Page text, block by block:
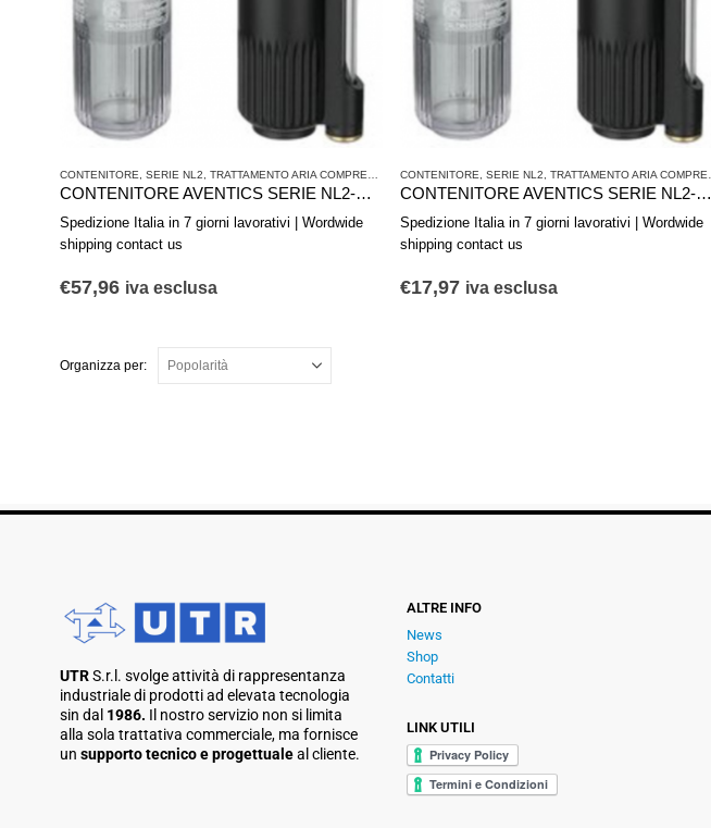
Organizza per:
CONTENITORE SERIE NL2 TRATTAMENTO ARIA COMPRESSA
CONTENITORE AVENTICS SERIE NL2-CLS 1827009335
Spedizione Italia in 7 giorni lavorativi | Wordwide
shipping contact us
€57,96 iva esclusa
CONTENITORE SERIE NL2 TRATTAMENTO ARIA COMPRESSA
CONTENITORE AVENTICS SERIE NL2-CLS 1827009334
Spedizione Italia in 7 giorni lavorativi | Wordwide
shipping contact us
€17,97 iva esclusa
UTRS.r.l. svolge attività di rappresentanza
industriale di prodotti ad elevata tecnologia
sin dal 1986. Il nostro servizio non si limita
alla sola trattativa commerciale, ma fornisce
un supporto tecnico e progettualeal cliente.
ALTRE INFO
News
Shop
Contatti
LINK UTILI